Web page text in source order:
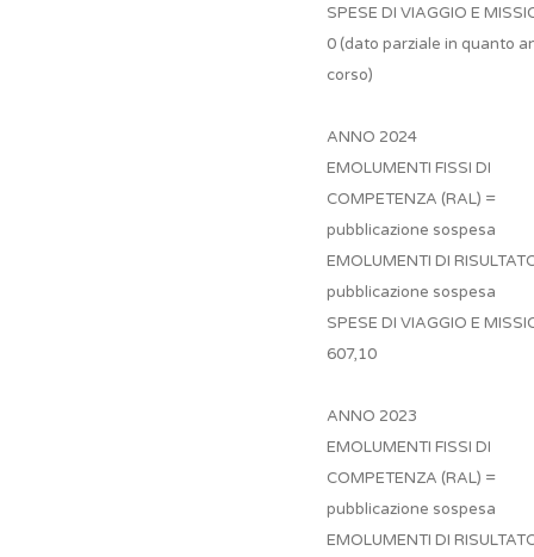
SPESE DI VIAGGIO E
0 (dato parziale in quanto
corso)
ANNO 2024
EMOLUMENTI FISSI DI
COMPETENZA (RAL) =
pubblicazione sospesa
EMOLUMENTI DI
pubblicazione sospesa
SPESE DI VIAGGIO E
607,10
ANNO 2023
EMOLUMENTI FISSI DI
COMPETENZA (RAL) =
pubblicazione sospesa
EMOLUMENTI DI